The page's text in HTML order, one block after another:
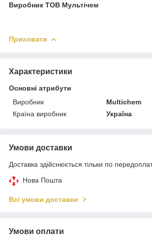
Виробник ТОВ Мультічем
Приховати
Характеристики
Основні атрибути
Виробник
Multichem
Країна виробник
Україна
Умови доставки
Доставка здійснюється тільки по
Нова Пошта
Всі умови доставки
Умови оплати